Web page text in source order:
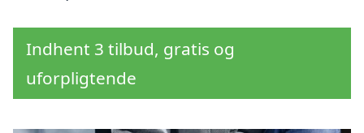
Indhent 3 tilbud, gratis og
uforpligtende